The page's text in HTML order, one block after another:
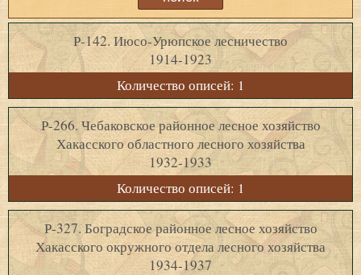
Р-142. Июсо-Урюпское лесничество
1914-1923
Количество описей: 1
Р-266. Чебаковское районное лесное хозяйство
Хакасского областного лесного хозяйства
1932-1933
Количество описей: 1
Р-327. Боградское районное лесное хозяйство
Хакасского окружного отдела лесного хозяйства
1934-1937